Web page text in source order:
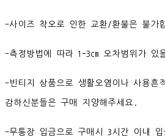
-사이즈 착오로 인한 교환/환불은 불가
-측정방법에 따라 1-3cm 오차범위가 있
-빈티지 상품으로 생활오염이나 사용흔
감하신분들은 구매 지양해주세요.
-무통장 입금으로 구매시 3시간 이내